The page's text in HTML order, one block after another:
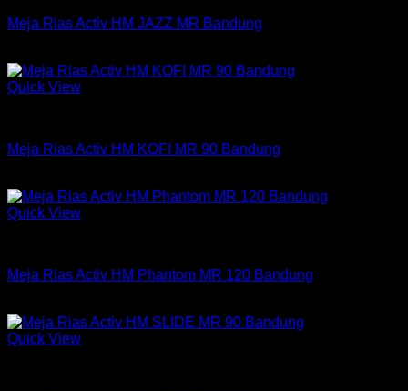
Meja Rias Activ HM JAZZ MR Bandung
Quick View
Meja Rias Activ HM KOFI MR 90 Bandung
Quick View
Meja Rias Activ HM Phantom MR 120 Bandung
Quick View